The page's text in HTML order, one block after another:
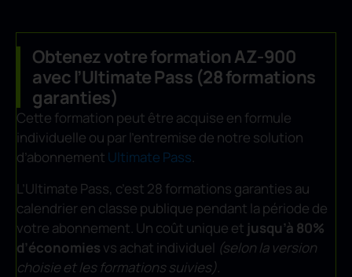
Obtenez votre formation AZ-900
avec l’Ultimate Pass (28 formations
garanties)
Cette formation peut être acquise en formule
individuelle ou par l’entremise de notre solution
d’abonnement Ultimate Pass.
L’Ultimate Pass, c’est 28 formations garanties au
calendrier en classe publique pendant la période de
votre abonnement. Un coût unique et jusqu’à 80%
d’économies vs achat individuel (selon la version
choisie et les formations suivies).